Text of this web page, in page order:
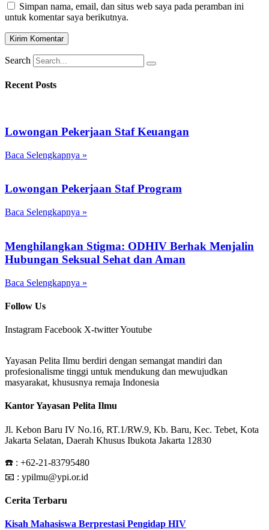
Simpan nama, email, dan situs web saya pada peramban ini
untuk komentar saya berikutnya.
Search
Recent Posts
Lowongan Pekerjaan Staf Keuangan
Baca Selengkapnya »
Lowongan Pekerjaan Staf Program
Baca Selengkapnya »
Menghilangkan Stigma: ODHIV Berhak Menjalin
Hubungan Seksual Sehat dan Aman
Baca Selengkapnya »
Follow Us
Instagram Facebook X-twitterYoutube
Yayasan Pelita Ilmu berdiri dengan semangat mandiri dan
profesionalisme tinggi untuk mendukung dan mewujudkan
masyarakat, khususnya remaja Indonesia
Kantor Yayasan Pelita Ilmu
Jl. Kebon Baru IV No.16, RT.1/RW.9, Kb. Baru, Kec. Tebet, Kota
Jakarta Selatan, Daerah Khusus Ibukota Jakarta 12830
☎️ : +62-21-83795480
📧 : ypilmu@ypi.or.id
Cerita Terbaru
Kisah Mahasiswa Berprestasi Pengidap HIV